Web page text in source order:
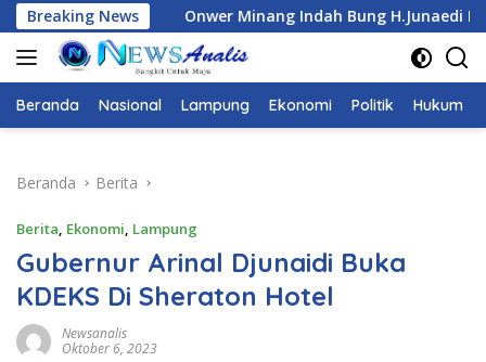
Langsung
ke
konten
Breaking News
Indah Bung H.Junaedi DUKUNG Ketua Karang Taruna
Beranda Nasional Lampung Ekonomi Politik Hukum
Beranda Berita
Berita, Ekonomi, Lampung
Gubernur Arinal Djunaidi Buka
KDEKS Di Sheraton Hotel
Newsanalis
Oktober 6, 2023